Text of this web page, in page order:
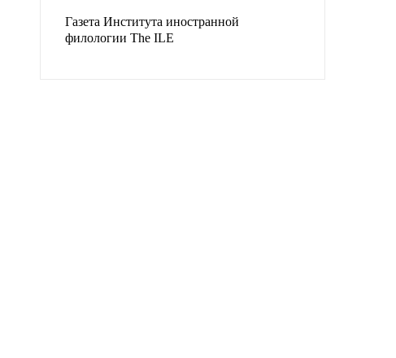
Газета Института иностранной
филологии The ILE